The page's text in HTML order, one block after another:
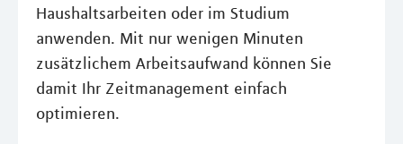
Haushaltsarbeiten oder im Studium
anwenden. Mit nur wenigen Minuten
zusätzlichem Arbeitsaufwand können Sie
damit Ihr Zeitmanagement einfach
optimieren.